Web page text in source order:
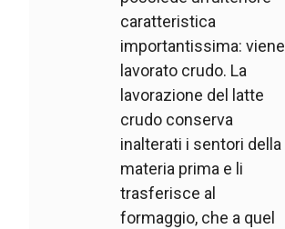
caratteristica
importantissima: viene
lavorato crudo. La
lavorazione del latte
crudo conserva
inalterati i sentori della
materia prima e li
trasferisce al
formaggio, che a quel